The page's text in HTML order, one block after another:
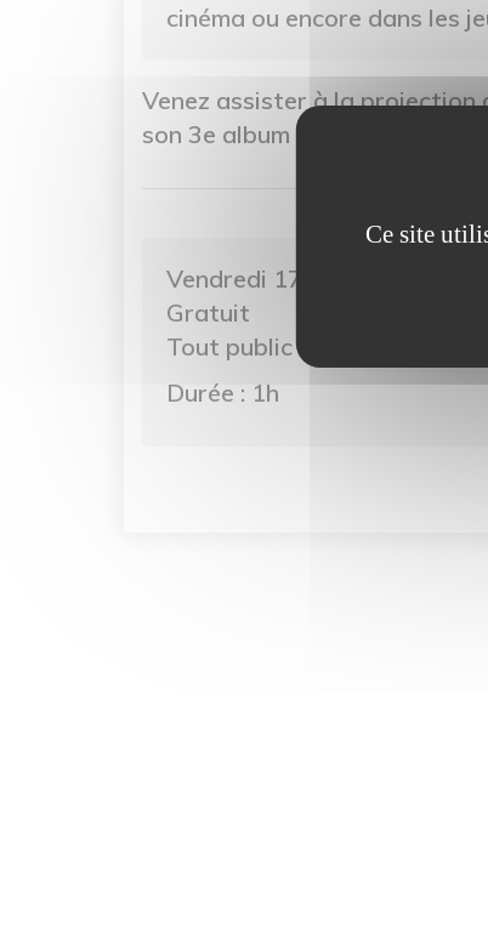
cinéma ou encore dans les
Venez assister à la
son 3e album Citizen of Glass.
Vendredi 17 janvier 2026 -
Gratuit
Tout public
Durée : 1h
Ce site